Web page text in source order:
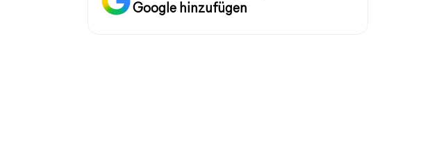
Google hinzufügen